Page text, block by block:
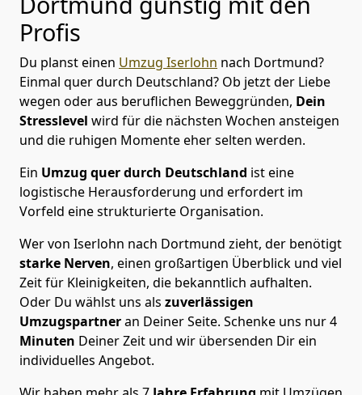
Profis
Du planst einen Umzug Iserlohn nach Dortmund?
Einmal quer durch Deutschland? Ob jetzt der Liebe
wegen oder aus beruflichen Beweggründen, Dein
Stresslevel wird für die nächsten Wochen ansteigen
und die ruhigen Momente eher selten werden.
Ein Umzug quer durch Deutschland ist eine
logistische Herausforderung und erfordert im
Vorfeld eine strukturierte Organisation.
Wer von Iserlohn nach Dortmund zieht, der benötigt
starke Nerven, einen großartigen Überblick und viel
Zeit für Kleinigkeiten, die bekanntlich aufhalten.
Oder Du wählst uns als zuverlässigen
Umzugspartneran Deiner Seite. Schenke uns nur4
Minuten Deiner Zeit und wir übersenden Dir ein
individuelles Angebot.